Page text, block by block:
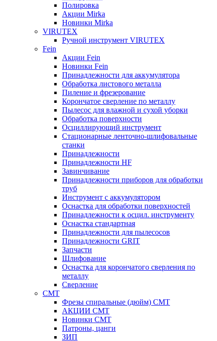
Полировка
Акции Mirka
Новинки Mirka
VIRUTEX
Ручной инструмент VIRUTEX
Fein
Акции Fein
Новинки Fein
Принадлежности для аккумулятора
Обработка листового металла
Пиление и фрезерование
Корончатое сверление по металлу
Пылесос для влажной и сухой уборки
Обработка поверхности
Осциллирующий инструмент
Стационарные ленточно-шлифовальные
станки
Принадлежности
Принадлежности HF
Завинчивание
Принадлежности приборов для обработки
труб
Инструмент с аккумулятором
Оснастка для обработки поверхностей
Принадлежности к осцил. инструменту
Оснастка стандартная
Принадлежности для пылесосов
Принадлежности GRIT
Запчасти
Шлифование
Оснастка для корончатого сверления по
металлу
Сверление
CMT
Фрезы спиральные (дюйм) СМТ
АКЦИИ СМТ
Новинки CMT
Патроны, цанги
ЗИП